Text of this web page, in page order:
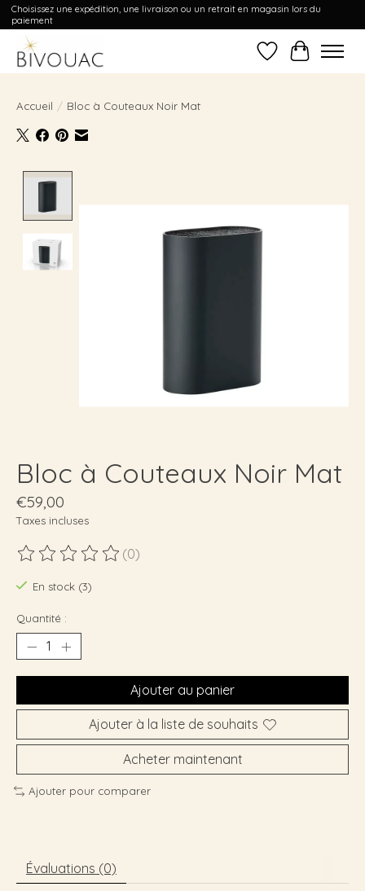
Choisissez une expédition, une livraison ou un retrait en magasin lors du
paiement
Liste dePanier
Accueil / Bloc à Couteaux Noir Mat
Bloc à Couteaux Noir Mat
€59,00
Taxes incluses
Ce produit est évalué à
(0)
En stock (3)
Quantité :
Ajouter au panier
Ajouter à la liste de souhaits
Acheter maintenant
Ajouter pour comparer
Évaluations (0)